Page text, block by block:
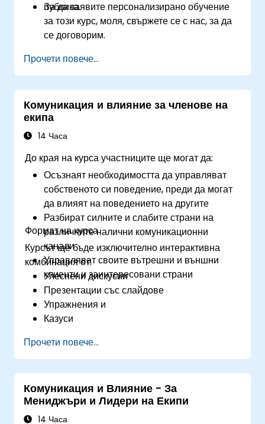
публика.
За да заявите персонализирано обучение
за този курс, моля, свържете се с нас, за да
се договорим.
Прочети повече...
Комуникация и влияние за членове на
екипа
14 Часа
До края на курса участниците ще могат да:
Осъзнаят необходимостта да управляват
собственото си поведение, преди да могат
да влияят на поведението на другите
Разбират силните и слабите страни на
различните налични комуникационни
канали
Управляват своите вътрешни и външни
клиенти и заинтересовани страни
Формат на курса
Курсът ще бъде изключително интерактивна
комбинация от:
Улеснени дискусии
Презентации със слайдове
Упражнения и
Казуси
Прочети повече...
Комуникация и Влияние - За
Мениджъри и Лидери на Екипи
14 Часа